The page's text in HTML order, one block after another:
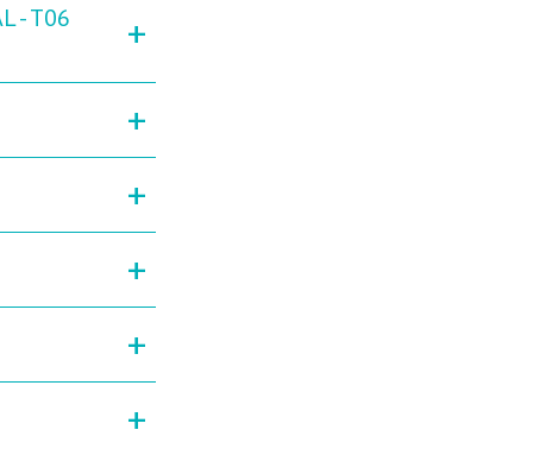
- T06
+
+
+
+
+
+